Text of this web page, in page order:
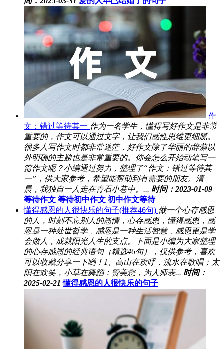
作
文：错过等待其一 作为一名学生，懂得写好作文是非常
重要的，作文可以通过文字，让我们感性思维更细腻。
很多人写作文时都非常迷茫，好作文除了华丽的辞藻以
外明确的主题也是非常重要的。你会怎么开始动笔写一
篇作文呢？小编通过努力，整理了“作文：错过等待其
一”，供大家参考，希望能帮助到有需要的朋友。清
晨，我独自一人走在青石小巷中。... 时间：2023-01-09
等待作文 等待初中作文 初中作文等待
懂得感恩的人很快乐的句子(推荐46句) 做一个心存感恩
的人，时刻不忘别人的恩情，心存感恩，懂得感恩，感
恩是一种处世哲学，感恩是一种生活智慧，感恩更是学
会做人，成就阳光人生的支点。下面是小编为大家整理
的心存感恩的经典语句（精选46句），仅供参考，喜欢
可以收藏分享一下哟！1、高山在欢呼，流水在歌唱；太
阳在欢笑，小草在舞蹈：赞美您，为人师表... 时间：
2025-02-21 懂得感恩的人很快乐的句子